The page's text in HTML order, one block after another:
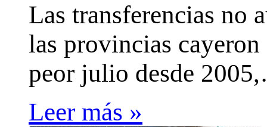
Las transferencias no
las provincias
peor julio desde
Leer más »